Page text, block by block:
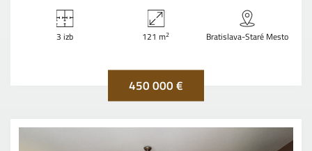
3 izb 121 m2 Bratislava-Staré Mesto
450 000 €